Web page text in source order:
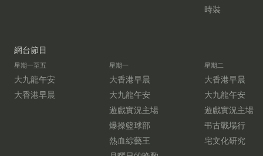
時裝
網台節目
星期一至五
大九龍午安
大香港早晨
星期一
大香港早晨
大九龍午安
遊戲實況主場
爆操籃球部
熱血綜藝王
星期二
大香港早晨
大九龍午安
遊戲實況主場
弔古戰場行
宅文化研究